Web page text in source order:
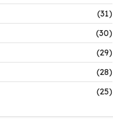
(31)
(30)
(29)
(28)
(25)